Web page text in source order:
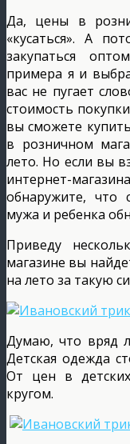
Да, цены в
«кусаться». А
закупаться
примера я и
вас не пугает
стоимость
вы сможете
в розничном
лето. Но если вы
интернет-
обнаружите, что
мужа и ребенка
Приведу
магазине вы
на лето за такую
Думаю, что вряд
Детская одежда
От цен в
кругом.